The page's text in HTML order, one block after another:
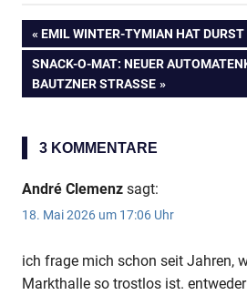
Beitragsnavigation
VORHERIGER
BEITRAG:
EMIL WINTER-TYMIAN HAT DURST
NÄCHSTER
BEITRAG:
SNACK-O-MAT: NEUER
BAUTZNER STRASSE
3 KOMMENTARE
André Clemenz sagt:
18. Mai 2026 um 17:06 Uhr
ich frage mich schon seit Jahren,
Markthalle so trostlos ist.